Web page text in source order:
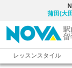
蒲田(大
レッスンスタイル